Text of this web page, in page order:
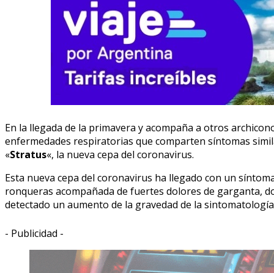
En la llegada de la primavera y acompaña a otros
enfermedades respiratorias que comparten síntomas
«Stratus«, la nueva cepa del coronavirus.
Esta nueva cepa del coronavirus ha llegado con un
ronqueras acompañada de fuertes dolores de garganta,
detectado un aumento de la gravedad de la
- Publicidad -